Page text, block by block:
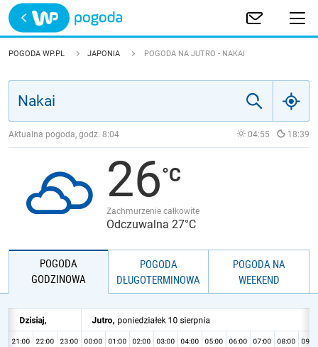
Trwa ładowanie
POLSKA
POGODA WP.PL JAPONIA POGODA NA JUTRO - NAKAI
Aktualna pogoda, godz. 8:04 04:55 18:39
26
Zachmurzenie całkowite
Odczuwalna 27°C
POGODA
GODZINOWA
POGODA
DŁUGOTERMINOWA
POGODA NA
WEEKEND